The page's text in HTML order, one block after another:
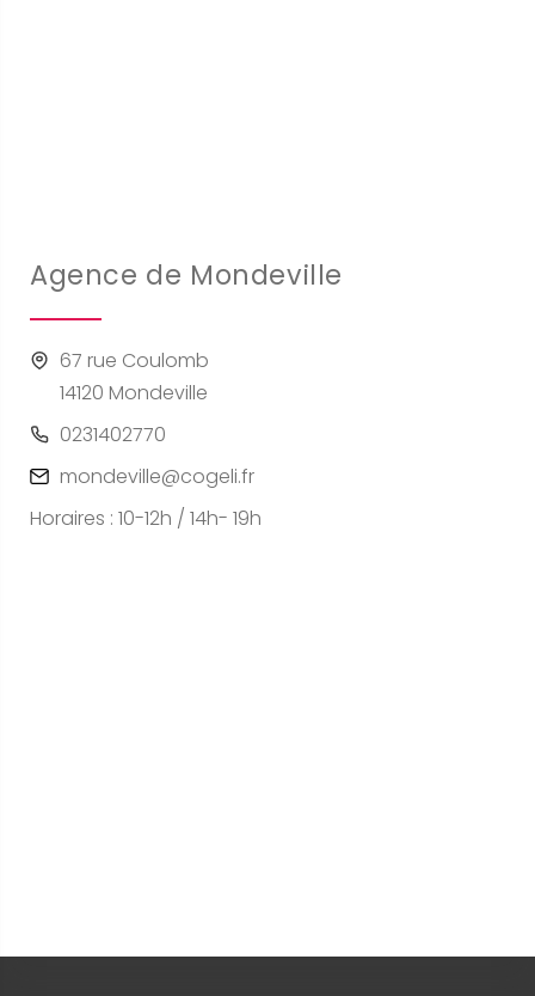
Agence de Mondeville
67 rue Coulomb
14120 Mondeville
0231402770
mondeville@cogeli.fr
Horaires : 10-12h / 14h- 19h